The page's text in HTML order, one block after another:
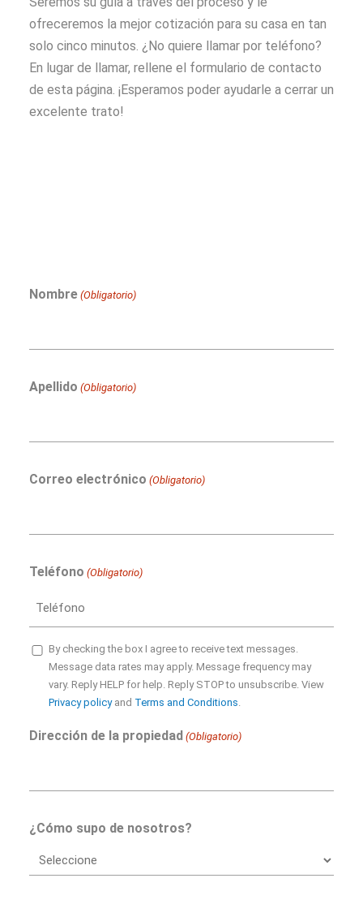
ofreceremos la mejor cotización para su casa en tan
solo cinco minutos. ¿No quiere llamar por teléfono?
En lugar de llamar, rellene el formulario de contacto
de esta página. ¡Esperamos poder ayudarle a cerrar un
excelente trato!
Nombre (Obligatorio)
Apellido (Obligatorio)
Correo electrónico (Obligatorio)
Teléfono (Obligatorio)
SMS
Opt-
By checking the box I agree to receive text messages.
Message data rates may apply. Message frequency may
vary. Reply HELP for help. Reply STOP to unsubscribe. View
Privacy policyand Terms and Conditions.
Dirección de la propiedad (Obligatorio)
¿Cómo supo de nosotros?